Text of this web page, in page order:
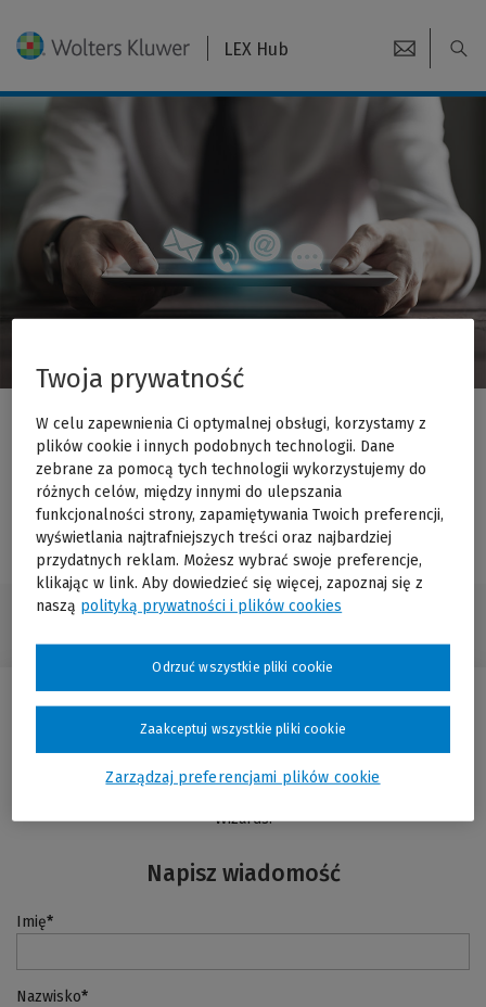
LEX Hub
Jesteśmy do Twojej dyspozycji
Nasi eksperci chętnie odpowiedzą na Twoje pytania lub
przeprowadzą Cię przez proces rejestracji w programie
partnerskim LEX Hub.
LEX Hub > Sklep LEX Hub > Kontakt > Wizards
Zamów dostęp lub wersję
próbną!
Wizards.
Napisz wiadomość
Imię*
Nazwisko*
Twoja prywatność
W celu zapewnienia Ci optymalnej obsługi, korzystamy z
plików cookie i innych podobnych technologii. Dane
zebrane za pomocą tych technologii wykorzystujemy do
różnych celów, między innymi do ulepszania
funkcjonalności strony, zapamiętywania Twoich preferencji,
wyświetlania najtrafniejszych treści oraz najbardziej
przydatnych reklam. Możesz wybrać swoje preferencje,
klikając w link. Aby dowiedzieć się więcej, zapoznaj się z
naszą polityką prywatności i plików cookies
Zarządzaj preferencjami plików cookie
Odrzuć wszystkie pliki cookie
Zaakceptuj wszystkie pliki cookie